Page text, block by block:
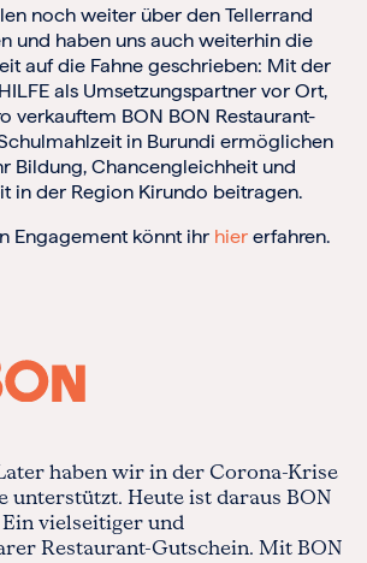
noch weiter über den Tellerrand
und haben uns auch weiterhin die
auf die Fahne geschrieben: Mit der
als Umsetzungspartner vor Ort,
verkauftem BON BON Restaurant-
in Burundi ermöglichen
Bildung, Chancengleichheit und
in der Region Kirundo beitragen.
Engagement könnt ihr hier erfahren.
haben wir in der Corona-Krise
unterstützt. Heute ist daraus BON
vielseitiger und
Restaurant-Gutschein. Mit BON